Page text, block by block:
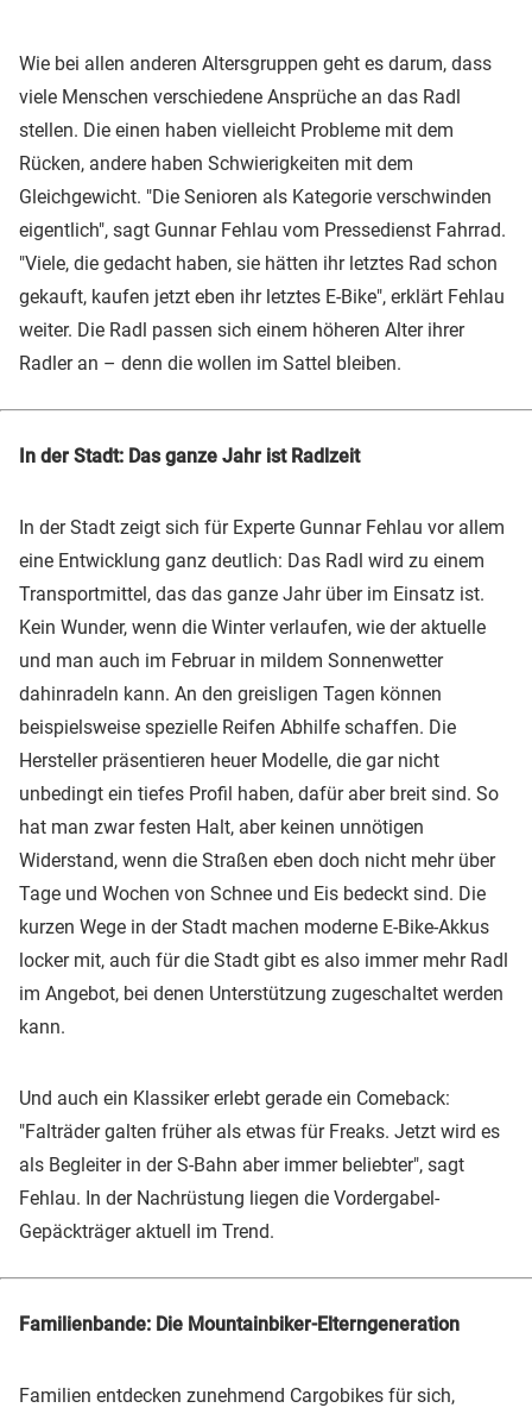
Wie bei allen anderen Altersgruppen geht es darum, dass
viele Menschen verschiedene Ansprüche an das Radl
stellen. Die einen haben vielleicht Probleme mit dem
Rücken, andere haben Schwierigkeiten mit dem
Gleichgewicht. "Die Senioren als Kategorie verschwinden
eigentlich", sagt Gunnar Fehlau vom Pressedienst Fahrrad.
"Viele, die gedacht haben, sie hätten ihr letztes Rad schon
gekauft, kaufen jetzt eben ihr letztes E-Bike", erklärt Fehlau
weiter. Die Radl passen sich einem höheren Alter ihrer
Radler an – denn die wollen im Sattel bleiben.
In der Stadt: Das ganze Jahr ist Radlzeit
In der Stadt zeigt sich für Experte Gunnar Fehlau vor allem
eine Entwicklung ganz deutlich: Das Radl wird zu einem
Transportmittel, das das ganze Jahr über im Einsatz ist.
Kein Wunder, wenn die Winter verlaufen, wie der aktuelle
und man auch im Februar in mildem Sonnenwetter
dahinradeln kann. An den greisligen Tagen können
beispielsweise spezielle Reifen Abhilfe schaffen. Die
Hersteller präsentieren heuer Modelle, die gar nicht
unbedingt ein tiefes Profil haben, dafür aber breit sind. So
hat man zwar festen Halt, aber keinen unnötigen
Widerstand, wenn die Straßen eben doch nicht mehr über
Tage und Wochen von Schnee und Eis bedeckt sind. Die
kurzen Wege in der Stadt machen moderne E-Bike-Akkus
locker mit, auch für die Stadt gibt es also immer mehr Radl
im Angebot, bei denen Unterstützung zugeschaltet werden
kann.
Und auch ein Klassiker erlebt gerade ein Comeback:
"Falträder galten früher als etwas für Freaks. Jetzt wird es
als Begleiter in der S-Bahn aber immer beliebter", sagt
Fehlau. In der Nachrüstung liegen die Vordergabel-
Gepäckträger aktuell im Trend.
Familienbande: Die Mountainbiker-Elterngeneration
Familien entdecken zunehmend Cargobikes für sich,